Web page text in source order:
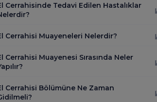
Cerrahisinde Tedavi Edilen Hastalıklar
Cerrahisi Muayeneleri Nelerdir?
Cerrahisi Muayenesi Sırasında Neler
Cerrahisi Bölümüne Ne Zaman